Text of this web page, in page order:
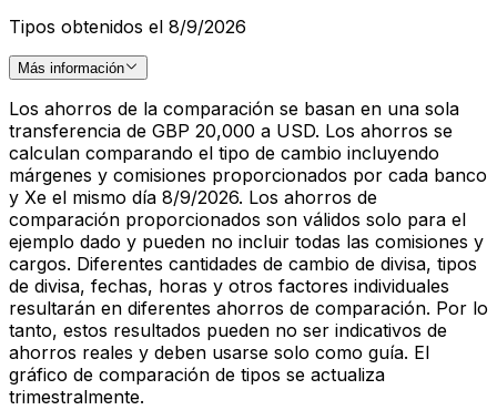
Tipos obtenidos el 8/9/2026
Más información
Los ahorros de la comparación se basan en una sola
transferencia de GBP 20,000 a USD. Los ahorros se
calculan comparando el tipo de cambio incluyendo
márgenes y comisiones proporcionados por cada banco
y Xe el mismo día 8/9/2026. Los ahorros de
comparación proporcionados son válidos solo para el
ejemplo dado y pueden no incluir todas las comisiones y
cargos. Diferentes cantidades de cambio de divisa, tipos
de divisa, fechas, horas y otros factores individuales
resultarán en diferentes ahorros de comparación. Por lo
tanto, estos resultados pueden no ser indicativos de
ahorros reales y deben usarse solo como guía. El
gráfico de comparación de tipos se actualiza
trimestralmente.